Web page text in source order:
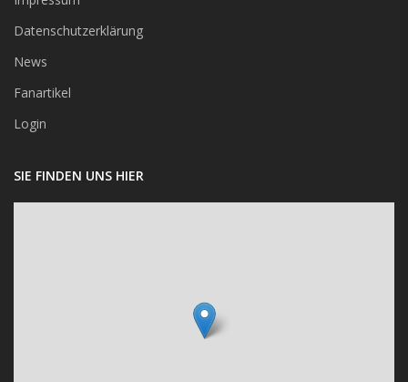
Datenschutzerklärung
News
Fanartikel
Login
SIE FINDEN UNS HIER